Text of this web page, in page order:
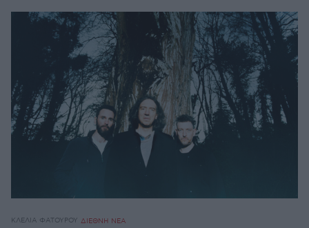
ΚΛΈΛΙΑ ΦΑΤΟΎΡΟΥ ΔΙΕΘΝΗ ΝΕΑ